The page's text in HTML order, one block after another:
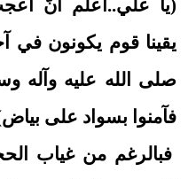
(يا علي..اعلم أنّ
يقينا قوم يكونون في
صلى الله عليه وآله
فآمنوا بسواد على
فبالرغم من غياب